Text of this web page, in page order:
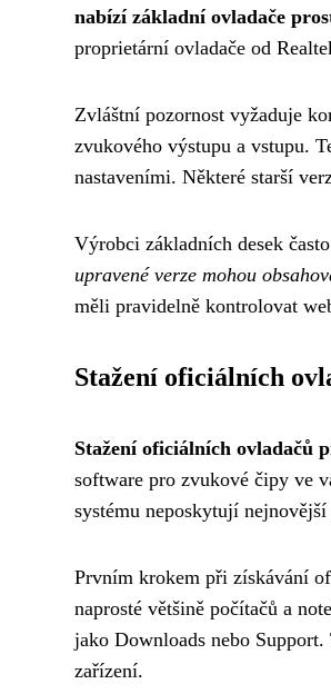
nabízí základní ovladače
proprietární ovladače od
Zvláštní pozornost vyžaduje
zvukového výstupu a vstupu.
nastaveními. Některé starší
Výrobci základních desek
upravené verze mohou
měli pravidelně kontrolovat
Stažení oficiálních
Stažení oficiálních ovladačů
software pro zvukové čipy ve
systému neposkytují
Prvním krokem při získávání
naprosté většině počítačů a
jako Downloads nebo
zařízení.